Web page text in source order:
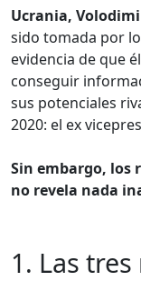
Ucrania,
sido tomada por
evidencia de que
conseguir
sus potenciales
2020: el ex
Sin embargo, los
no revela nada
1. Las